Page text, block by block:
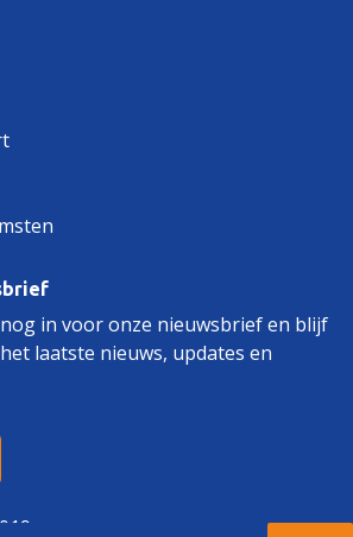
in voor onze nieuwsbrief en blijf
laatste nieuws, updates en